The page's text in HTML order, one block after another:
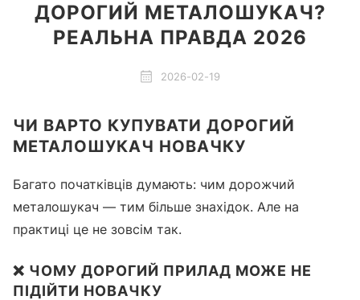
ДОРОГИЙ МЕТАЛОШУКАЧ?
РЕАЛЬНА ПРАВДА 2026
2026-02-19
ЧИ ВАРТО КУПУВАТИ ДОРОГИЙ
МЕТАЛОШУКАЧ НОВАЧКУ
Багато початківців думають: чим дорожчий
металошукач — тим більше знахідок. Але на
практиці це не зовсім так.
❌ ЧОМУ ДОРОГИЙ ПРИЛАД МОЖЕ НЕ
ПІДІЙТИ НОВАЧКУ